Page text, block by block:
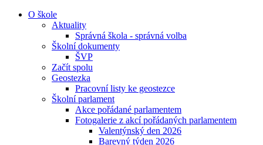
O škole
Aktuality
Správná škola - správná volba
Školní dokumenty
ŠVP
Začít spolu
Geostezka
Pracovní listy ke geostezce
Školní parlament
Akce pořádané parlamentem
Fotogalerie z akcí pořádaných parlamentem
Valentýnský den 2026
Barevný týden 2026